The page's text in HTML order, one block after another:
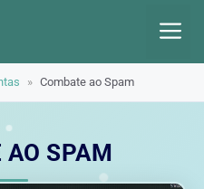
» Combate ao Spam
AO SPAM